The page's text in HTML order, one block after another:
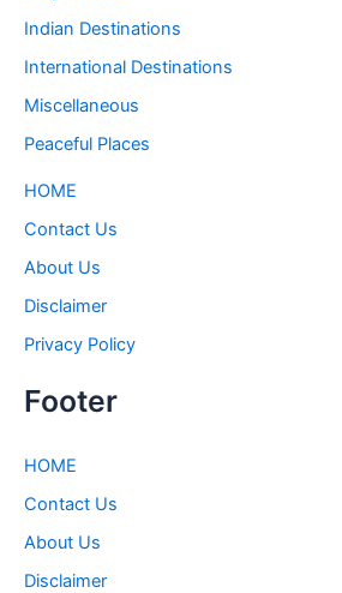
Indian Destinations
International Destinations
Miscellaneous
Peaceful Places
HOME
Contact Us
About Us
Disclaimer
Privacy Policy
Footer
HOME
Contact Us
About Us
Disclaimer